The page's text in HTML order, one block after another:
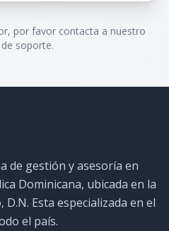
por favor contacta a nuestro
soporte.
de gestión y asesoría en
Dominicana, ubicada en la
Esta especializada en el
el país.